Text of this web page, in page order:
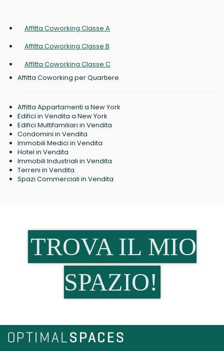
Affitta Coworking Classe A
Affitta Coworking Classe B
Affitta Coworking Classe C
Affitta Coworking per Quartiere
Affitta Appartamenti a New York
Edifici in Vendita a New York
Edifici Multifamiliari in Vendita
Condomini in Vendita
Immobili Medici in Vendita
Hotel in Vendita
Immobili Industriali in Vendita
Terreni in Vendita
Spazi Commerciali in Vendita
TROVA IL MIO
SPAZIO!